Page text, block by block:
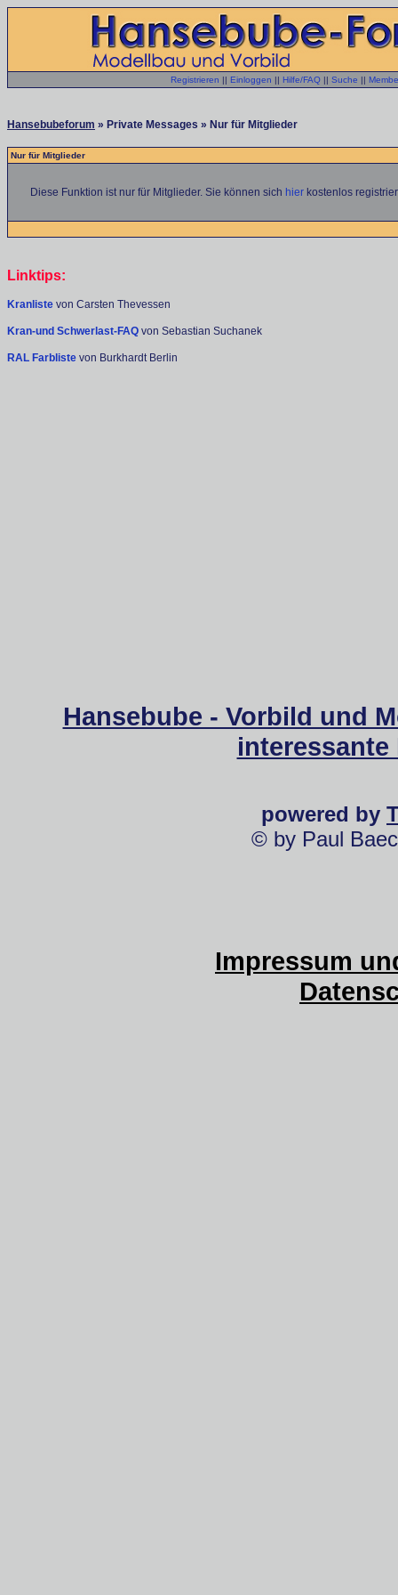
Registrieren || Einloggen || Hilfe/FAQ || Suche ||
Hansebubeforum » Private Messages » Nur für Mitglieder
Nur für Mitglieder
Diese Funktion ist nur für Mitglieder. Sie können sich hier kostenlos
Linktips:
Kranliste von Carsten Thevessen
Kran-und Schwerlast-FAQ von Sebastian Suchanek
RAL Farbliste von Burkhardt Berlin
Hansebube - Vorbild und
powered by
© by Paul
Impressum